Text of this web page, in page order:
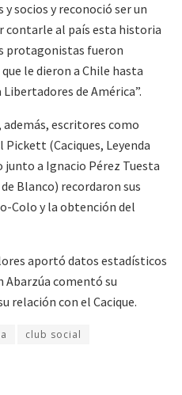
y socios y reconoció ser un
contarle al país esta historia
protagonistas fueron
le dieron a Chile hasta
de América”.
además, escritores como
Pickett (Caciques, Leyenda
junto a Ignacio Pérez Tuesta
Blanco) recordaron sus
Colo y la obtención del
aportó datos estadísticos
comentó su
relación con el Cacique.
club social